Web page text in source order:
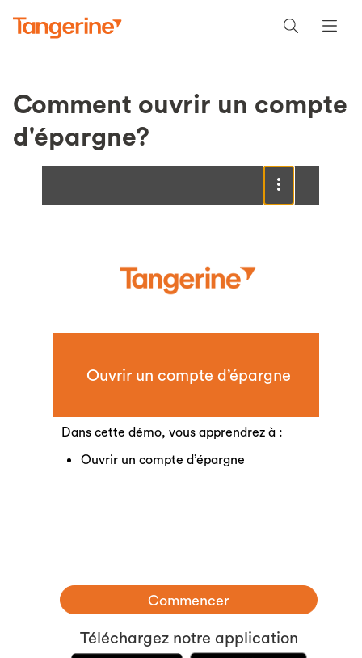
Comment ouvrir un compte
d'épargne?